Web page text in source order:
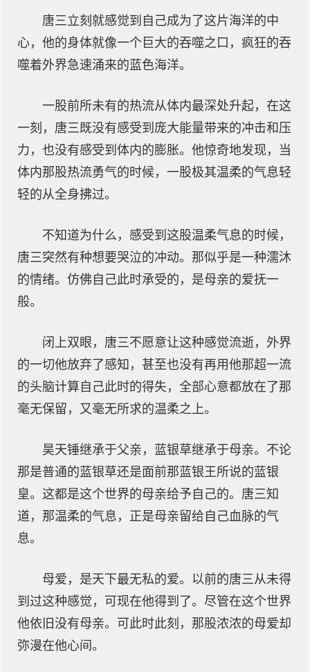
唐三立刻就感觉到自己成为了这片海洋的中
心，他的身体就像一个巨大的吞噬之口，疯狂的吞
噬着外界急速涌来的蓝色海洋。
一股前所未有的热流从体内最深处升起，在这
一刻，唐三既没有感受到庞大能量带来的冲击和压
力，也没有感受到体内的膨胀。他惊奇地发现，当
体内那股热流勇气的时候，一股极其温柔的气息轻
轻的从全身拂过。
不知道为什么，感受到这股温柔气息的时候，
唐三突然有种想要哭泣的冲动。那似乎是一种濡沐
的情绪。仿佛自己此时承受的，是母亲的爱抚一
般。
闭上双眼，唐三不愿意让这种感觉流逝，外界
的一切他放弃了感知，甚至也没有再用他那超一流
的头脑计算自己此时的得失，全部心意都放在了那
毫无保留，又毫无所求的温柔之上。
昊天锤继承于父亲，蓝银草继承于母亲。不论
那是普通的蓝银草还是面前那蓝银王所说的蓝银
皇。这都是这个世界的母亲给予自己的。唐三知
道，那温柔的气息，正是母亲留给自己血脉的气
息。
母爱，是天下最无私的爱。以前的唐三从未得
到过这种感觉，可现在他得到了。尽管在这个世界
他依旧没有母亲。可此时此刻，那股浓浓的母爱却
弥漫在他心间。